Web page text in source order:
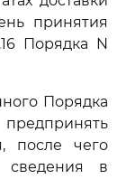
принятия
Порядка N
Порядка
после чего
сведения в